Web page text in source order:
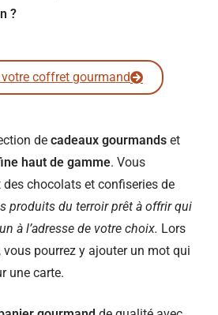
?
coffret gourmand
de cadeaux gourmands et
haut de gamme. Vous
chocolats et confiseries de
produits du terroir prêt à offrir qui
à l’adresse de votre choix. Lors
pourrez y ajouter un mot qui
une carte.